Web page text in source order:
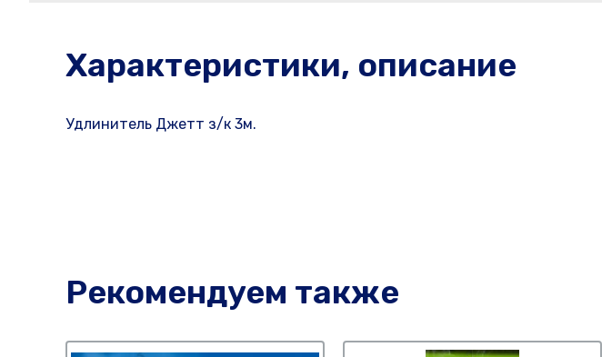
Характеристики, описание
Удлинитель Джетт з/к 3м.
Рекомендуем также